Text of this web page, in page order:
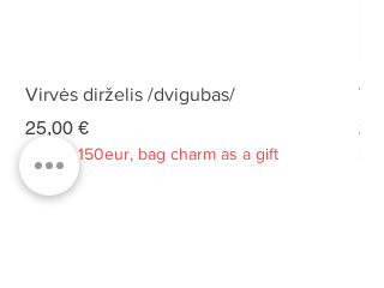
Virvės dirželis /dvigubas/
Kaina
25,00 €
Spend 150eur, bag charm as a gift